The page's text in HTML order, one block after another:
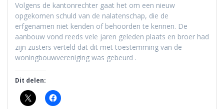
Volgens de kantonrechter gaat het om een nieuw
opgekomen schuld van de nalatenschap, die de
erfgenamen niet kenden of behoorden te kennen. De
aanbouw vond reeds vele jaren geleden plaats en broer had
zijn zusters verteld dat dit met toestemming van de
woningbouwvereniging was gebeurd .
Dit delen: